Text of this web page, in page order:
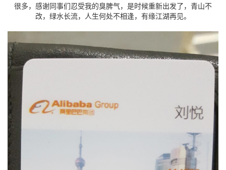
很多，感谢同事们忍受我的臭脾气，是时候重新出发了，青山不
改，绿水长流，人生何处不相逢，有缘江湖再见。